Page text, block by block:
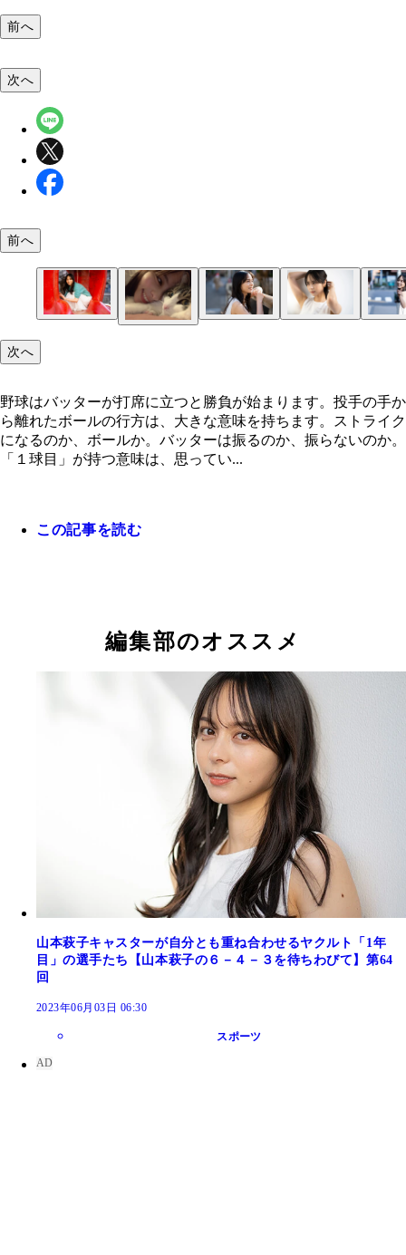
前へ
レちゃんではなくラミちゃん、でしたね。
次へ
前へ
次へ
野球はバッターが打席に立つと勝負が始まります。投手の手か
ら離れたボールの行方は、大きな意味を持ちます。ストライク
になるのか、ボールか。バッターは振るのか、振らないのか。
「１球目」が持つ意味は、思ってい...
この記事を読む
編集部のオススメ
山本萩子キャスターが自分とも重ね合わせるヤクルト「1年
目」の選手たち【山本萩子の６－４－３を待ちわびて】第64
回
2023年06月03日 06:30
スポーツ